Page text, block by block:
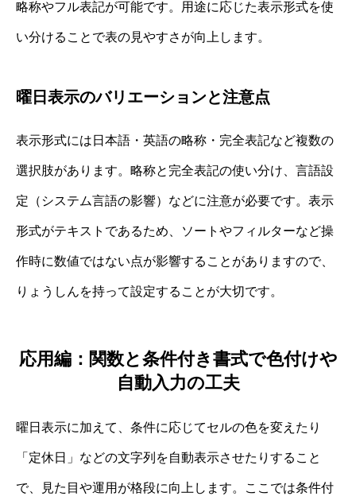
略称やフル表記が可能です。用途に応じた表示形式を使
い分けることで表の見やすさが向上します。
曜日表示のバリエーションと注意点
表示形式には日本語・英語の略称・完全表記など複数の
選択肢があります。略称と完全表記の使い分け、言語設
定（システム言語の影響）などに注意が必要です。表示
形式がテキストであるため、ソートやフィルターなど操
作時に数値ではない点が影響することがありますので、
りょうしんを持って設定することが大切です。
応用編：関数と条件付き書式で色付けや
自動入力の工夫
曜日表示に加えて、条件に応じてセルの色を変えたり
「定休日」などの文字列を自動表示させたりすること
で、見た目や運用が格段に向上します。ここでは条件付